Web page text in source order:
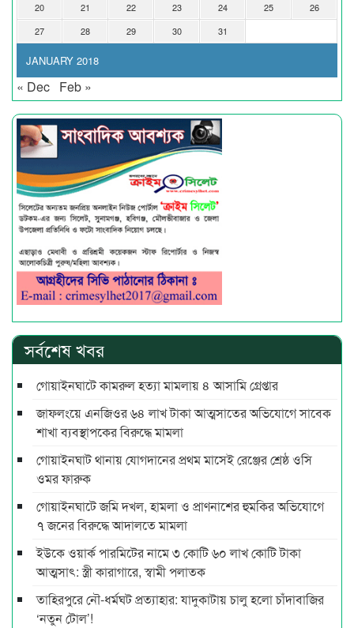
JANUARY 2018
20
21 22 23 24 25
26
27
28 29 30 31
« Dec Feb »
সর্বশেষ খবর
গোয়াইনঘাটে কামরুল হত্যা মামলায় ৪ আসামি গ্রেপ্তার
জাফলংয়ে এনজিওর ৬৪ লাখ টাকা আত্মসাতের অভিযোগে সাবেক
শাখা ব্যবস্থাপকের বিরুদ্ধে মামলা
গোয়াইনঘাট থানায় যোগদানের প্রথম মাসেই রেঞ্জের শ্রেষ্ঠ ওসি
ওমর ফারুক
গোয়াইনঘাটে জমি দখল, হামলা ও প্রাণনাশের হুমকির অভিযোগে
৭ জনের বিরুদ্ধে আদালতে মামলা
ইউকে ওয়ার্ক পারমিটের নামে ৩ কোটি ৬০ লাখ কোটি টাকা
আত্মসাৎ: স্ত্রী কারাগারে, স্বামী পলাতক
তাহিরপুরে নৌ-ধর্মঘট প্রত্যাহার: যাদুকাটায় চালু হলো চাঁদাবাজির
‘নতুন টোল’!